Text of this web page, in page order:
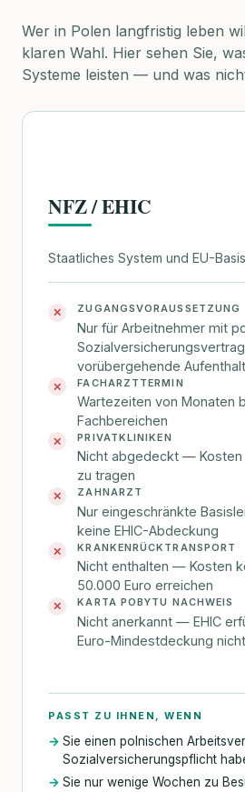
Wer in Polen langfristig leben
klaren Wahl. Hier sehen Sie,
Systeme leisten — und was
NFZ / EHIC
Staatliches System und EU-
✕ ZUGANGSVORAUSSETZUNG
Nur für Arbeitnehmer mit
vorübergehende
✕ FACHARZTTERMIN
Wartezeiten von Monaten
Fachbereichen
✕ PRIVATKLINIKEN
Nicht abgedeckt —
zu tragen
✕ ZAHNARZT
Nur eingeschränkte
keine EHIC-Abdeckung
✕ KRANKENRÜCKTRANSPORT
Nicht enthalten — Kosten
50.000 Euro erreichen
✕ KARTA POBYTU NACHWEIS
Nicht anerkannt — EHIC
Euro-Mindestdeckung nicht
PASST ZU IHNEN, WENN
Sie einen polnischen
Sozialversicherungspflicht
Sie nur wenige Wochen zu